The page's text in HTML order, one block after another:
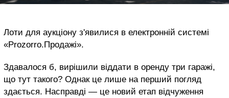
Лоти для аукціону з'явилися в електронній системі
«Prozorro.Продажі».
Здавалося б, вирішили віддати в оренду три гаражі,
що тут такого? Однак це лише на перший погляд
здається. Насправді — це новий етап відчуження